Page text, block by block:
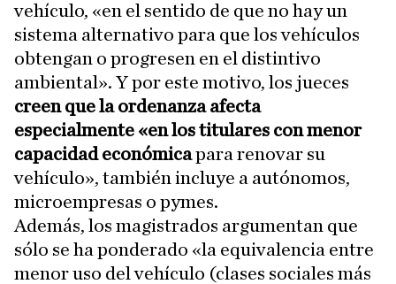
vehículo, «en el sentido de que no hay un
sistema alternativo para que los vehículos
obtengan o progresen en el distintivo
ambiental». Y por este motivo, los jueces
creen que la ordenanza afecta
especialmente «en los titulares con menor
capacidad económicapara renovar su
vehículo», también incluye a autónomos,
microempresas o pymes.
Además, los magistrados argumentan que
sólo se ha ponderado «la equivalencia entre
menor uso del vehículo (clases sociales más